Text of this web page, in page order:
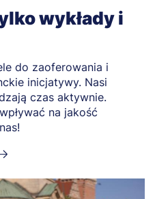
wykłady i
do zaoferowania i
inicjatywy. Nasi
czas aktywnie.
na jakość